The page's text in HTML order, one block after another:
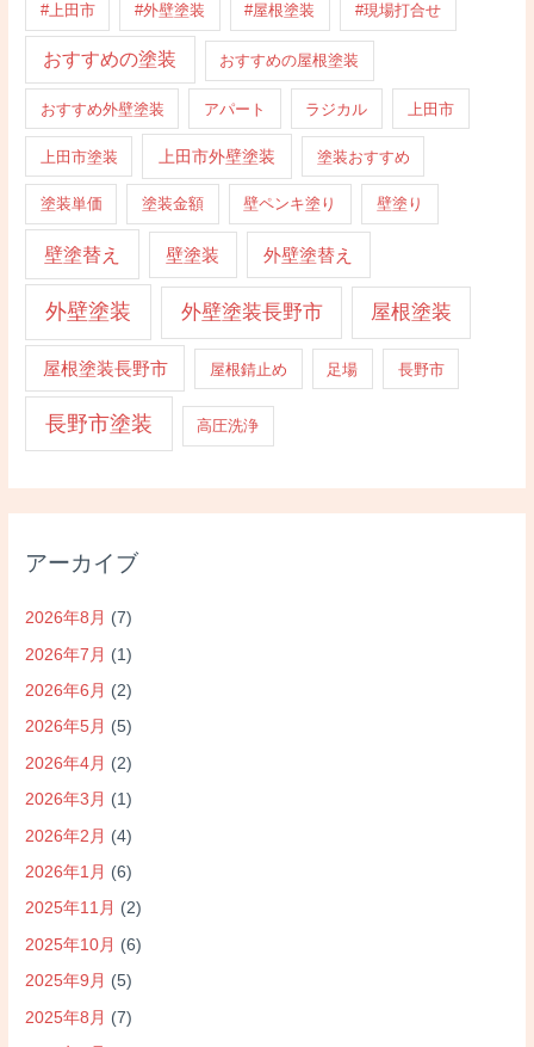
#上田市 #外壁塗装 #屋根塗装 #現場打合せ
おすすめの塗装 おすすめの屋根塗装
おすすめ外壁塗装 アパート ラジカル 上田市
上田市塗装 上田市外壁塗装 塗装おすすめ
塗装単価 塗装金額 壁ペンキ塗り 壁塗り
壁塗替え 壁塗装 外壁塗替え
外壁塗装 外壁塗装長野市 屋根塗装
屋根塗装長野市 屋根錆止め 足場 長野市
長野市塗装 高圧洗浄
アーカイブ
2026年8月 (7)
2026年7月 (1)
2026年6月 (2)
2026年5月 (5)
2026年4月 (2)
2026年3月 (1)
2026年2月 (4)
2026年1月 (6)
2025年11月 (2)
2025年10月 (6)
2025年9月 (5)
2025年8月 (7)